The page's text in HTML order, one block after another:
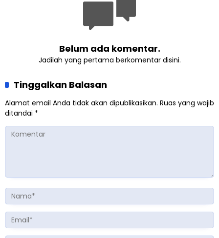
Belum ada komentar.
Jadilah yang pertama berkomentar disini.
Tinggalkan Balasan
Alamat email Anda tidak akan dipublikasikan. Ruas yang wajib
ditandai *